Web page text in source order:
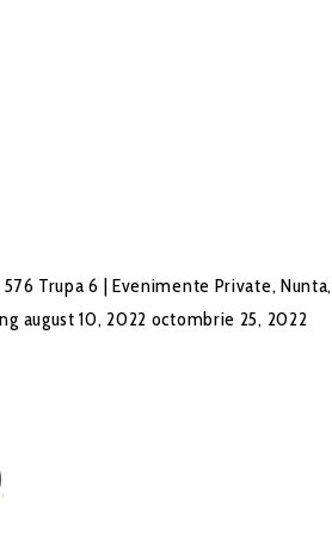
576 Trupa 6 | Evenimente Private, Nunta,
august 10, 2022 octombrie 25, 2022